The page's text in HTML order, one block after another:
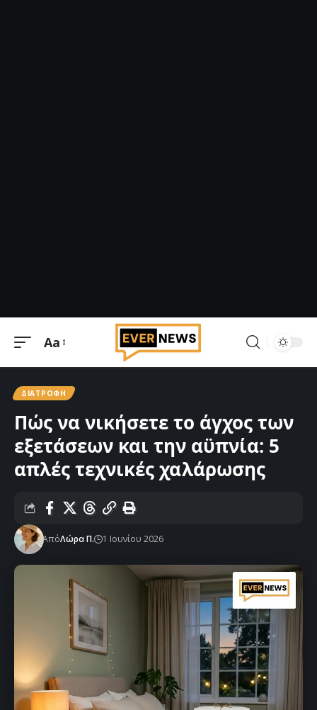
Μεγέθυνση
Aa
ΔΙΑΤΡΟΦΉ
Πώς να νικήσετε το άγχος των
εξετάσεων και την αϋπνία: 5
απλές τεχνικές χαλάρωσης
ΑπόΛώρα Π. 1 Ιουνίου 2026